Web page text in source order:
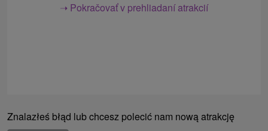
➝ Pokračovať v prehliadaní atrakcií
Znalazłeś błąd lub chcesz polecić nam nową atrakcję